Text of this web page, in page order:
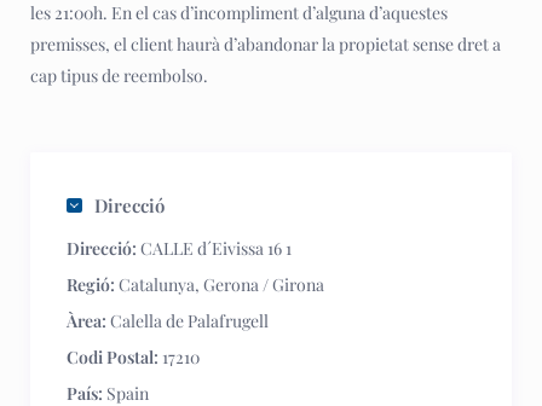
les 21:00h. En el cas d’incompliment d’alguna d’aquestes
premisses, el client haurà d’abandonar la propietat sense dret a
cap tipus de reembolso.
Direcció
Direcció: CALLE d´Eivissa 16 1
Regió: Catalunya, Gerona / Girona
Àrea: Calella de Palafrugell
Codi Postal: 17210
País: Spain